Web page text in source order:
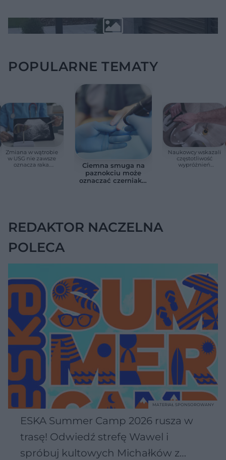
POPULARNE TEMATY
Zmiana w wątrobie
w USG nie zawsze
oznacza raka.
Ciemna smuga na
paznokciu może
oznaczać czerniaka.
Naukowcy wskazali
częstotliwość
wypróżnień
REDAKTOR NACZELNA
POLECA
ESKA Summer Camp 2026 rusza w
trasę! Odwiedź strefę Wawel i
spróbuj kultowych Michałków z
MATERIAŁ SPONSOROWANY